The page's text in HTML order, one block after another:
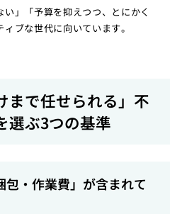
い」「予算を抑えつつ、とにかく
ブな世代に向いています。
まで任せられる」不
選ぶ3つの基準
包・作業費」が含まれて